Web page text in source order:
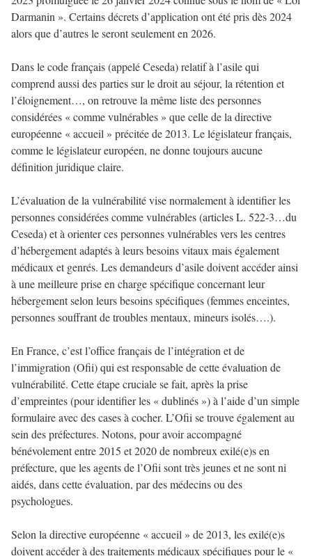
Darmanin ». Certains décrets d’application ont été pris dès 2024
alors que d’autres le seront seulement en 2026.
Dans le code français (appelé Ceseda) relatif à l’asile qui
comprend aussi des parties sur le droit au séjour, la rétention et
l’éloignement…, on retrouve la même liste des personnes
considérées « comme vulnérables » que celle de la directive
européenne « accueil » précitée de 2013. Le législateur français,
comme le législateur européen, ne donne toujours aucune
définition juridique claire.
L’évaluation de la vulnérabilité vise normalement à identifier les
personnes considérées comme vulnérables (articles L. 522-3…du
Ceseda) et à orienter ces personnes vulnérables vers les centres
d’hébergement adaptés à leurs besoins vitaux mais également
médicaux et genrés. Les demandeurs d’asile doivent accéder ainsi
à une meilleure prise en charge spécifique concernant leur
hébergement selon leurs besoins spécifiques (femmes enceintes,
personnes souffrant de troubles mentaux, mineurs isolés….).
En France, c’est l’office français de l’intégration et de
l’immigration (Ofii) qui est responsable de cette évaluation de
vulnérabilité. Cette étape cruciale se fait, après la prise
d’empreintes (pour identifier les « dublinés ») à l’aide d’un simple
formulaire avec des cases à cocher. L’Ofii se trouve également au
sein des préfectures. Notons, pour avoir accompagné
bénévolement entre 2015 et 2020 de nombreux exilé(e)s en
préfecture, que les agents de l’Ofii sont très jeunes et ne sont ni
aidés, dans cette évaluation, par des médecins ou des
psychologues.
Selon la directive européenne « accueil » de 2013, les exilé(e)s
doivent accéder à des traitements médicaux spécifiques pour le «